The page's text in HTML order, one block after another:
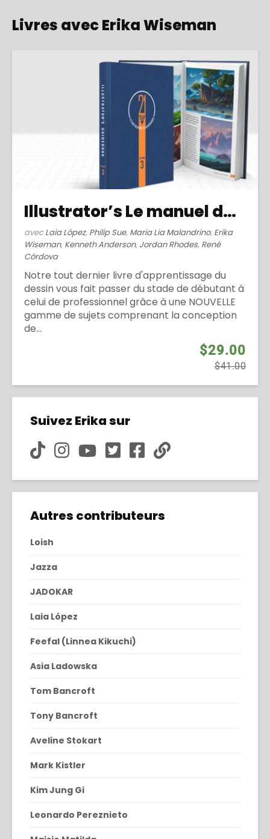
Livres avec Erika Wiseman
Illustrator’s Le manuel de l'illustrateur 3(2022)
avecLaia López, Philip Sue, Maria Lia Malandrino, Erika
Wiseman, Kenneth Anderson, Jordan Rhodes, René
Córdova
Notre tout dernier livre d'apprentissage du
dessin vous fait passer du stade de débutant à
celui de professionnel grâce à une NOUVELLE
gamme de sujets comprenant la conception
de...
$29.00
$41.00
Suivez Erika sur
Autres contributeurs
Loish
Jazza
JADOKAR
Laia López
Feefal (Linnea Kikuchi)
Asia Ladowska
Tom Bancroft
Tony Bancroft
Aveline Stokart
Mark Kistler
Kim Jung Gi
Leonardo Pereznieto